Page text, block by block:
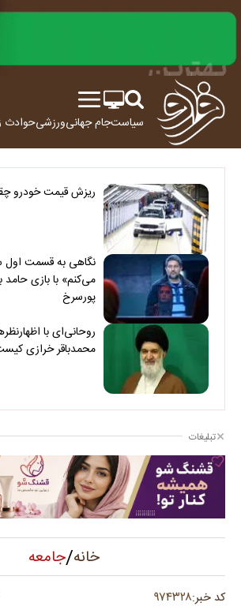
سیاستجام جهانیورزشیحوادث
ریزش قیمت خودرو
نگاهی به قسمت اول
می‌کنم» با بازی حامد
پورسرخ
روحانی‌ای با
محمدباقر خرازی
تبلیغات
خانه/جامعه
کد خبر:۹۷۴۳۲۸